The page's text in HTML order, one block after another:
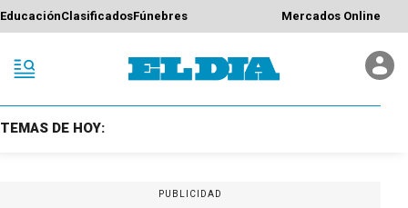
EducaciónClasificadosFúnebres Mercados Online
TEMAS DE HOY:
PUBLICIDAD